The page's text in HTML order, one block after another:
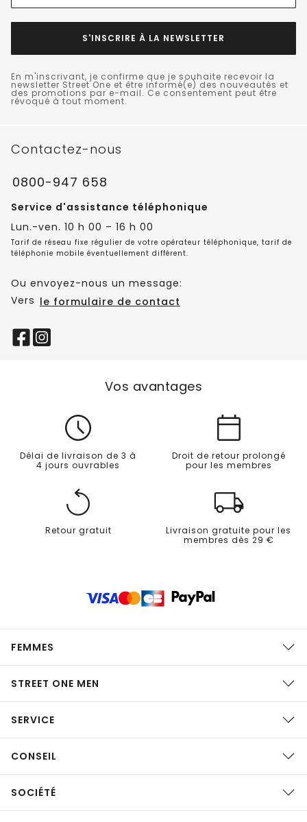
S'INSCRIRE À LA NEWSLETTER
En m'inscrivant, je confirme que je souhaite recevoir la
newsletter Street One et être informé(e) des nouveautés et
des promotions par e-mail. Ce consentement peut être
révoqué à tout moment.
Contactez-nous
0800-947 658
Service d'assistance téléphonique
Lun.-ven. 10 h 00 – 16 h 00
Tarif de réseau fixe régulier de votre opérateur téléphonique, tarif de
téléphonie mobile éventuellement différent.
Ou envoyez-nous un message:
Vers le formulaire de contact
Vos avantages
Délai de livraison de 3 à
4 jours ouvrables
Droit de retour prolongé
pour les membres
Retour gratuit
Livraison gratuite pour les
membres dès 29 €
FEMMES
STREET ONE MEN
SERVICE
CONSEIL
SOCIÉTÉ